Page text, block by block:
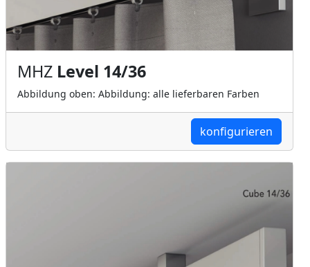
MHZ Level 14/36
Abbildung oben: Abbildung: alle lieferbaren Farben
konfigurieren